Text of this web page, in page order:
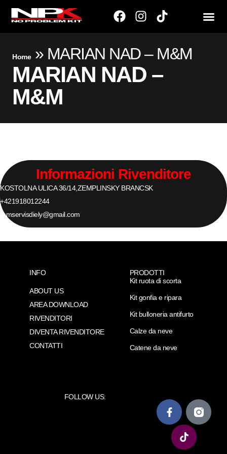
Home» MARIAN NAD – M&M
MARIAN NAD –
M&M
Informazioni Rivenditore
KOSTOLNA ULICA 36/14,ZEMPLINSKY BRANCSK
+421918012244
mmservisdiely@gmail.com
INFO
ABOUT US
AREA DOWNLOAD
RIVENDITORI
DIVENTA RIVENDITORE
CONTATTI
PRODOTTI
Kit ruota di scorta
Kit gonfia e ripara
Kit bulloneria antifurto
Calze da neve
Catene da neve
FOLLOW US: